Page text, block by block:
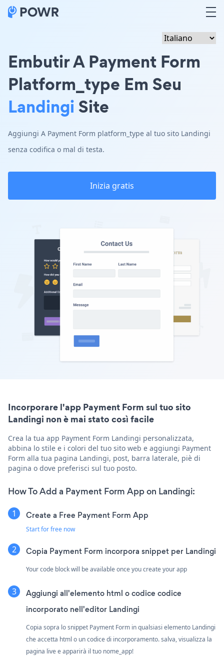
Embutir A Payment Form
Platform_type Em Seu
LandingiSite
Aggiungi A Payment Form platform_type al tuo sito Landingi
senza codifica o mal di testa.
Inizia gratis
Incorporare l'app Payment Form sul tuo sito
Landingi non è mai stato così facile
Crea la tua app Payment Form Landingi personalizzata,
abbina lo stile e i colori del tuo sito web e aggiungi Payment
Form alla tua pagina Landingi, post, barra laterale, piè di
pagina o dove preferisci sul tuo posto.
How To Add a Payment Form App on Landingi:
Create a Free Payment Form App
Start for free now
Copia Payment Form incorpora snippet per Landingi
Your code block will be available once you create your app
Aggiungi all'elemento html o codice codice
incorporato nell'editor Landingi
Copia sopra lo snippet Payment Form in qualsiasi elemento Landingi
che accetta html o un codice di incorporamento. salva, visualizza la
pagina live e apparirà il tuo nome_app!